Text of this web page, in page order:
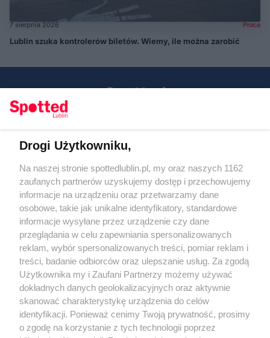
7 sierpnia 2026 Praca
Lublin szuka kontrolerów biletów. Wiemy, ile można zarobić
KATEGORIE
OGŁOSZENIA
WYDARZENIA
NA SKRÓTY
Regulamin
Polityka prywatności
RODO
Warunki korzystania z treści
Drogi Użytkowniku,
Na naszej stronie spottedlublin.pl, my oraz naszych 1162
zaufanych partnerów uzyskujemy dostęp i przechowujemy
informacje na urządzeniu oraz przetwarzamy dane
osobowe, takie jak unikalne identyfikatory, standardowe
informacje wysyłane przez urządzenie czy dane
przeglądania w celu zapewniania spersonalizowanych
reklam, wybór spersonalizowanych treści, pomiar reklam i
treści, badanie odbiorców oraz ulepszanie usług. Za zgodą
Użytkownika my i Zaufani Partnerzy możemy używać
dokładnych danych geolokalizacyjnych oraz aktywnie
skanować charakterystykę urządzenia do celów
identyfikacji. Ponieważ cenimy Twoją prywatność, prosimy
o zgodę na korzystanie z tych technologii poprzez